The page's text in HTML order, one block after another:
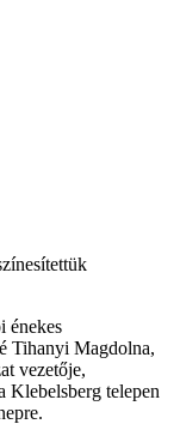
énekes
Tihanyi Magdolna,
vezetője,
Klebelsberg telepen